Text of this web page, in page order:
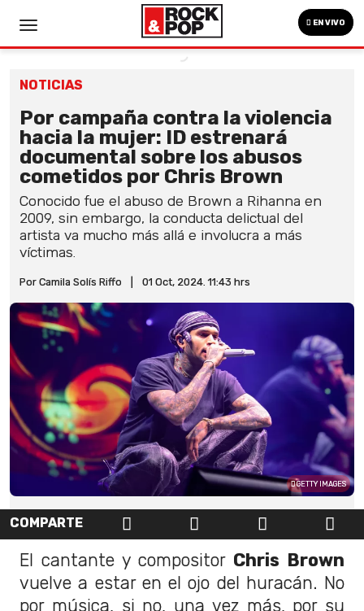
EN VIVO
NOTICIAS
Por campaña contra la violencia
hacia la mujer: ID estrenará
documental sobre los abusos
cometidos por Chris Brown
Conocido fue el abuso de Brown a Rihanna en
2009, sin embargo, la conducta delictual del
artista va mucho más allá e involucra a más
víctimas.
Por Camila Solís Riffo 01 Oct, 2024. 11:43 hrs
GETTY IMAGES
COMPARTE
El cantante y compositor Chris Brown
vuelve a estar en el ojo del huracán. No
por música, si no, una vez más, por su